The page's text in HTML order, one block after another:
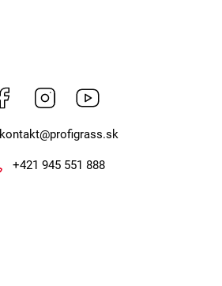
Facebook Instagram
kontakt@profigrass.sk
+421 945 551 888